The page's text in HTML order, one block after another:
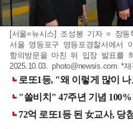
[서울=뉴시스] 조성봉 기자 = 장
서울 영등포구 영등포경찰서에서
항의방문을 마친 뒤 입장 발표를
2025.10.03.photo@newsis.com *